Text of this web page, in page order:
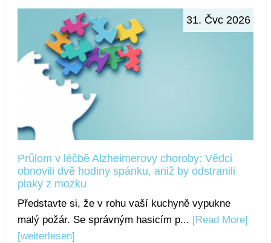
31. Čvc 2026
Průlom v léčbě Alzheimerovy choroby: Vědci
obnovili dvě hodiny spánku, aniž by odstranili
plaky z mozku
Představte si, že v rohu vaší kuchyně vypukne
malý požár. Se správným hasicím p... [Read More]
[weiterlesen]